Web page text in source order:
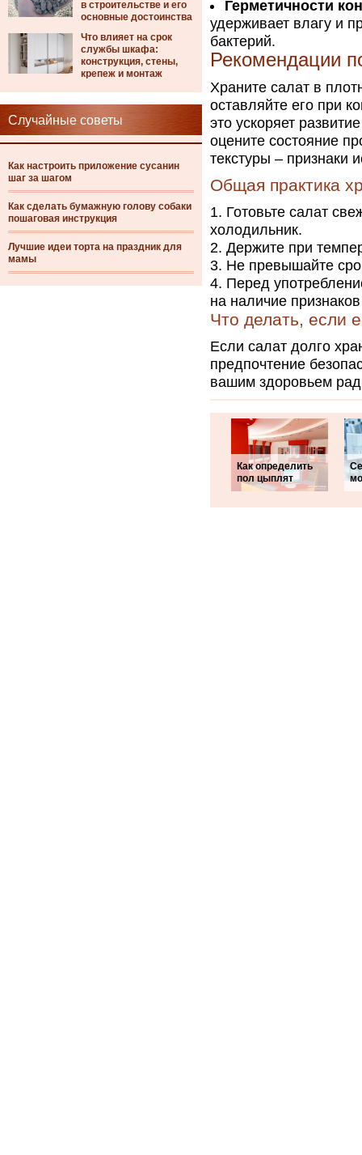
в строительстве и его
основные достоинства
Что влияет на срок
службы шкафа:
конструкция, стены,
крепеж и монтаж
Случайные советы
Как настроить приложение сусанин
шаг за шагом
Как сделать бумажную голову собаки
пошаговая инструкция
Лучшие идеи торта на праздник для
мамы
Герметичности
удерживает влагу и
бактерий.
Рекомендации
Храните салат в
оставляйте его при
это ускоряет
оцените состояние
текстуры – признаки
Общая практика
Готовьте салат
холодильник.
Держите при
Не превышайте
Перед
на наличие
Что делать, если
Если салат долго
предпочтение
вашим здоровьем
Как определить
пол цыплят